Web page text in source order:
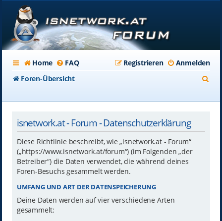
Home FAQ Anmelden
Registrieren
Foren-Übersicht
isnetwork.at - Forum - Datenschutzerklärung
Diese Richtlinie beschreibt, wie „isnetwork.at - Forum“
(„https://www.isnetwork.at/forum“) (im Folgenden „der
Betreiber“) die Daten verwendet, die während deines
Foren-Besuchs gesammelt werden.
UMFANG UND ART DER DATENSPEICHERUNG
Deine Daten werden auf vier verschiedene Arten
gesammelt: